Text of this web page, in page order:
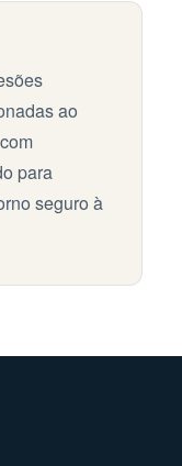
ao
para
seguro à